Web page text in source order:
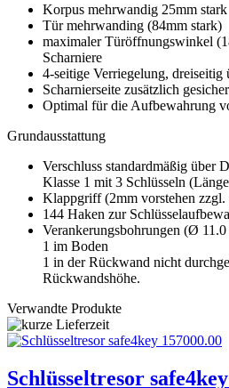
Korpus mehrwandig 25mm stark
Tür mehrwanding (84mm stark)
maximaler Türöffnungswinkel
Scharniere
4-seitige Verriegelung, dreiseitig
Scharnierseite zusätzlich
Optimal für die Aufbewahrung
Grundausstattung
Verschluss standardmäßig über
Klasse 1 mit 3 Schlüsseln
Klappgriff (2mm vorstehen
144 Haken zur
Verankerungsbohrungen (Ø
1 im Boden
1 in der Rückwand nicht
Rückwandshöhe.
Verwandte Produkte
Schlüsseltresor